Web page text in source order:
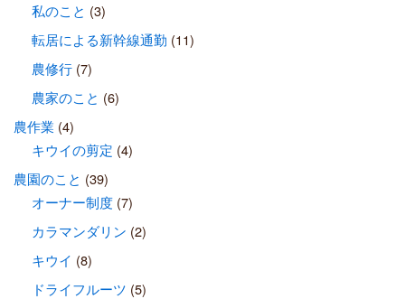
私のこと (3)
転居による新幹線通勤 (11)
農修行(7)
農家のこと (6)
農作業 (4)
キウイの剪定 (4)
農園のこと (39)
オーナー制度(7)
カラマンダリン (2)
キウイ (8)
ドライフルーツ (5)